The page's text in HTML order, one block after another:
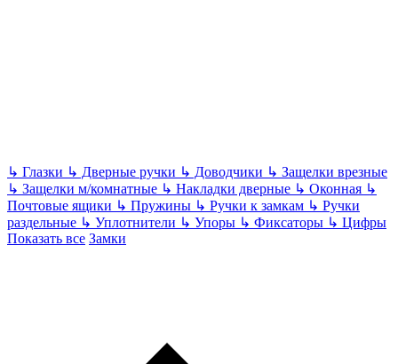
↳ Глазки ↳ Дверные ручки ↳ Доводчики ↳ Защелки врезные
↳ Защелки м/комнатные ↳ Накладки дверные ↳ Оконная ↳
Почтовые ящики ↳ Пружины ↳ Ручки к замкам ↳ Ручки
раздельные ↳ Уплотнители ↳ Упоры ↳ Фиксаторы ↳ Цифры
Показать все Замки